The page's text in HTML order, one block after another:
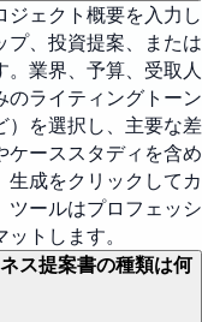
ジェクト概要を入力し
プ、投資提案、または
業界、予算、受取人
ライティングトーン
）を選択し、主要な差
ケーススタディを含め
生成をクリックしてカ
ツールはプロフェッシ
トします。
ス提案書の種類は何